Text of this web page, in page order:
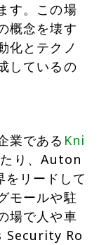
す。この場
概念を壊す
化とテクノ
しているの
業である Kni
り、Auton
リードして
モールや駐
場で人や車
Security Ro